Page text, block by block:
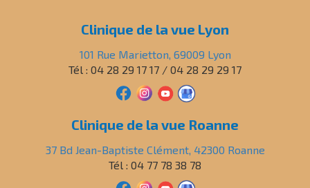
Clinique de la vue Lyon
101 Rue Marietton, 69009 Lyon
Tél : 04 28 29 17 17 / 04 28 29 29 17
Clinique de la vue Roanne
37 Bd Jean-Baptiste Clément, 42300 Roanne
Tél : 04 77 78 38 78